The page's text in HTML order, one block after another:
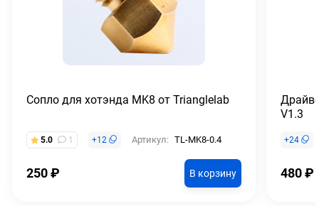
Сопло для хотэнда MK8 от Trianglelab
5.0 1 +12 Артикул: TL-MK8-0.4
250₽ В корзину
V1.3
+24
480₽